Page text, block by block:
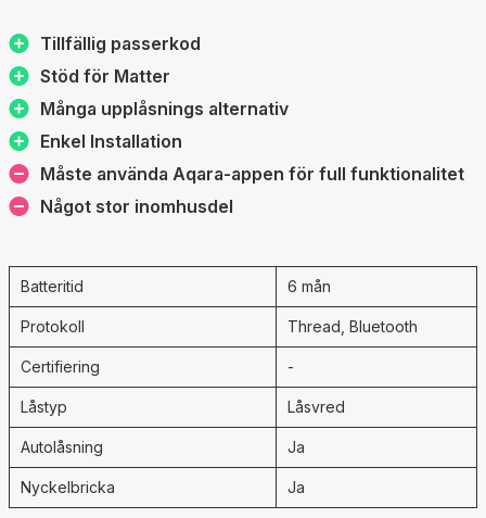
Tillfällig passerkod
Stöd för Matter
Många upplåsnings alternativ
Enkel Installation
Måste använda Aqara-appen för full funktionalitet
Något stor inomhusdel
Batteritid 6 mån
Protokoll Thread, Bluetooth
Certifiering -
Låstyp Låsvred
Autolåsning Ja
Nyckelbricka Ja